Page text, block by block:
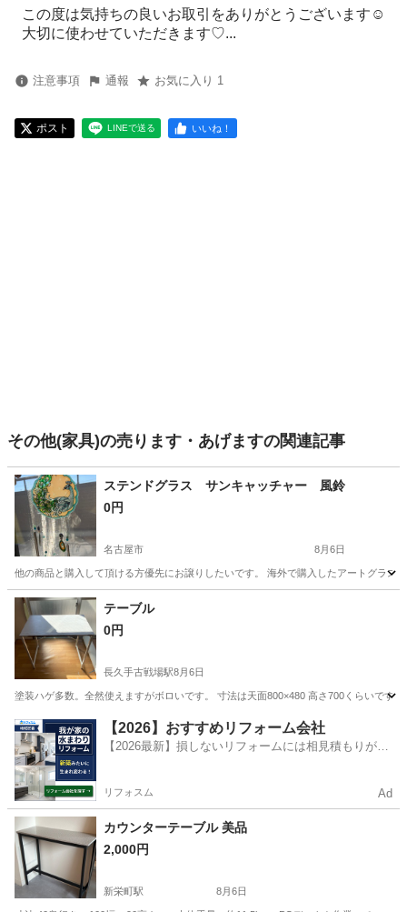
この度は気持ちの良いお取引をありがとうございます☺️
大切に使わせていただきます♡...
注意事項 通報 お気に入り 1
ポスト LINEで送る いいね！
その他(家具)の売ります・あげますの関連記事
ステンドグラス サンキャッチャー 風鈴
0円
名古屋市 8月6日
他の商品と購入して頂ける方優先にお譲りしたいです。 海外で購入したアートグラ
愛知 名古屋市 インテリア雑貨/小物
テーブル
0円
長久手古戦場駅8月6日
塗装ハゲ多数。全然使えますがボロいです。 寸法は天面800×480 高さ700くらいです
愛知 長久手市 長久手古戦場駅 テーブル
【2026】おすすめリフォーム会社
【2026最新】損しないリフォームには相見積もりが不
リフォスム Ad
カウンターテーブル 美品
2,000円
新栄町駅 8月6日